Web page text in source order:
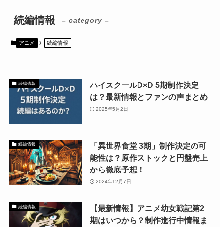
続編情報 – category –
アニメ 続編情報
続編情報
ハイスクールD×D 5期制作決定
は？最新情報とファンの声まとめ
2025年5月2日
続編情報
「異世界食堂 3期」制作決定の可
能性は？原作ストックと円盤売上
から徹底予想！
2024年12月7日
続編情報
【最新情報】アニメ幼女戦記第2
期はいつから？制作進行中情報ま